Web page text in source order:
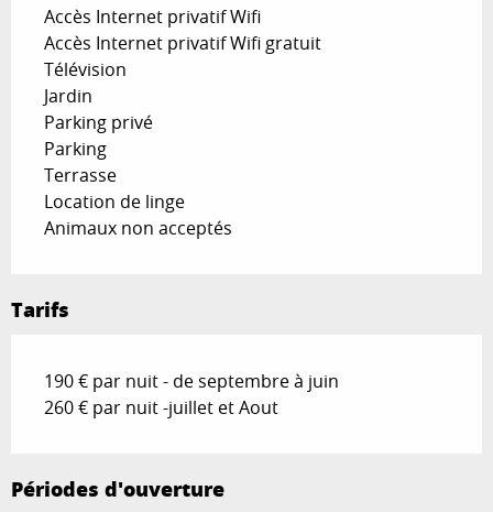
Accès Internet privatif Wifi
Accès Internet privatif Wifi gratuit
Télévision
Jardin
Parking privé
Parking
Terrasse
Location de linge
Animaux non acceptés
Tarifs
190 € par nuit - de septembre à juin
260 € par nuit -juillet et Aout
Périodes d'ouverture